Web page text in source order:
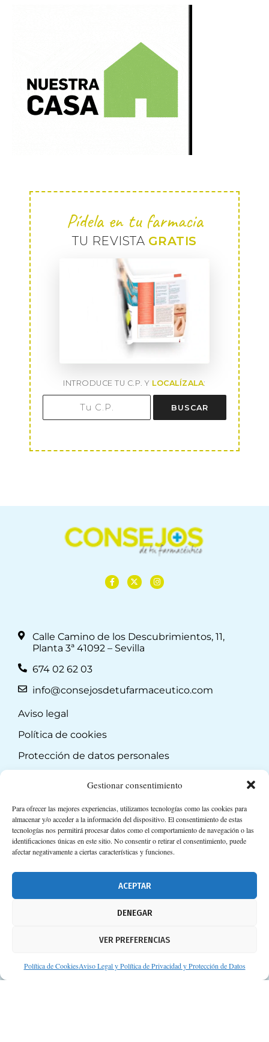
Gestionar consentimiento
Para ofrecer las mejores experiencias, utilizamos tecnologías como las cookies para
almacenar y/o acceder a la información del dispositivo. El consentimiento de estas
tecnologías nos permitirá procesar datos como el comportamiento de navegación o las
identificaciones únicas en este sitio. No consentir o retirar el consentimiento, puede
afectar negativamente a ciertas características y funciones.
ACEPTAR
DENEGAR
VER PREFERENCIAS
Política de CookiesAviso Legal y Política de Privacidad y Protección de Datos
Pídela en tu farmacia
TU REVISTA GRATIS
INTRODUCE TU C.P. Y LOCALÍZALA:
BUSCAR
Calle Camino de los Descubrimientos, 11,
Planta 3ª 41092 – Sevilla
674 02 62 03
info@consejosdetufarmaceutico.com
Aviso legal
Política de cookies
Protección de datos personales